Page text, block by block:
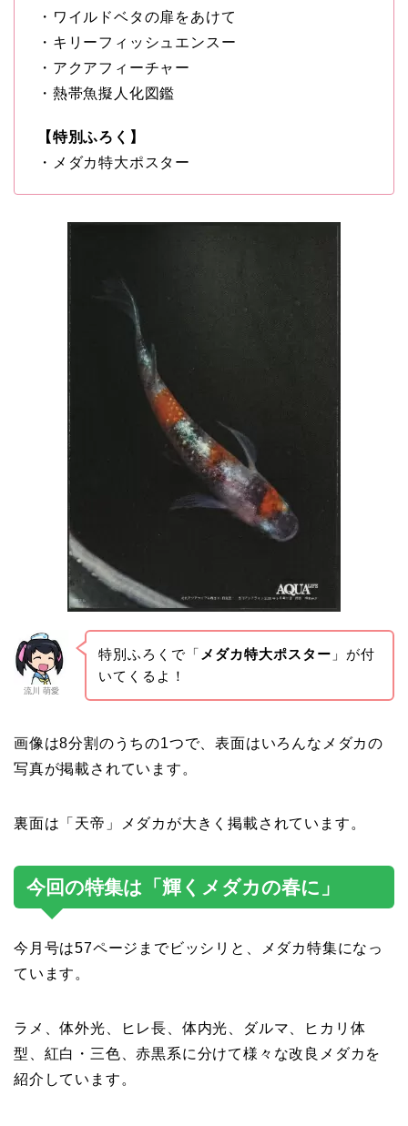
・ワイルドベタの扉をあけて
・キリーフィッシュエンスー
・アクアフィーチャー
・熱帯魚擬人化図鑑
【特別ふろく】
・メダカ特大ポスター
流川 萌愛
特別ふろくで「 メダカ特大ポスター 」が付
いてくるよ！
画像は8分割のうちの1つで、表面はいろんなメダカの
写真が掲載されています。
裏面は「天帝」メダカが大きく掲載されています。
今回の特集は「輝くメダカの春に」
今月号は57ページまでビッシリと、メダカ特集になっ
ています。
ラメ、体外光、ヒレ長、体内光、ダルマ、ヒカリ体
型、紅白・三色、赤黒系に分けて様々な改良メダカを
紹介しています。